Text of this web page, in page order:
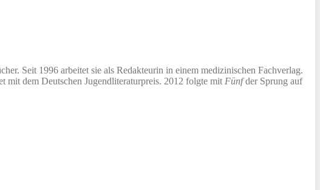
Seit 1996 arbeitet sie als Redakteurin in einem medizinischen Fachverlag.
mit dem Deutschen Jugendliteraturpreis. 2012 folgte mit Fünfder Sprung auf